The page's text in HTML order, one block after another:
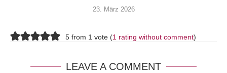
23. März 2026
5 from 1 vote (1 rating without comment)
LEAVE A COMMENT